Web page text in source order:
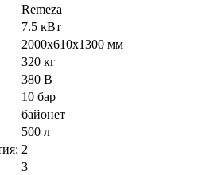
Remeza
7.5 кВт
2000х610х1300 мм
320 кг
380 В
10 бар
байонет
500 л
2
3